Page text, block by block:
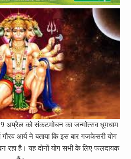
अप्रैल को संकटमोचन का जन्मोत्सव धूमधाम
गौरव आर्य ने बताया कि इस बार गजकेसरी योग
रहा है। यह दोनों योग सभी के लिए फलदायक